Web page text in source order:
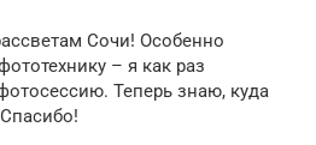
Сочи! Особенно
– я как раз
Теперь знаю, куда